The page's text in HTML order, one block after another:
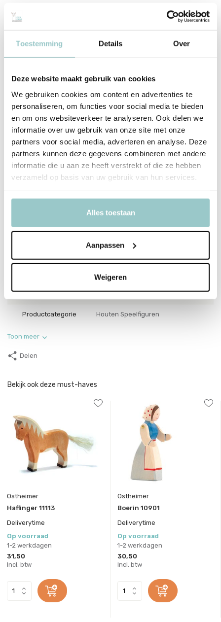
Toestemming Details Over
Deze website maakt gebruik van cookies
We gebruiken cookies om content en advertenties te
personaliseren, om functies voor social media te bieden
en om ons websiteverkeer te analyseren. Ook delen we
informatie over uw gebruik van onze site met onze
partners voor social media, adverteren en analyse. Deze
partners kunnen deze gegevens combineren met andere
informatie die u aan ze heeft verstrekt of die ze hebben
verzameld op basis van uw gebruik van hun services.
Alles toestaan
Aanpassen
Weigeren
stuk wordt met de hand gesneden uit duurzaam hout, zorgvuldig
geschuurd en vervolgens met natuurlijke verf en oliën afgewerkt.
Hierdoor behouden de figuren hun houtnerf en krijgen ze een
warme, organische uitstraling. Omdat ze eenvoudig zijn
ze uit tot creatief spel.
Verzamel de Ostheimer collectie
zoals kastelen en bomen. Ze zijn geliefd bij ouders die waarde
hechten aan duurzaam en verantwoord speelgoed dat generaties
lang meegaat.
Door hun kwaliteit en tijdloze ontwerp zijn Ostheimer-figuren niet
Productspecificaties
4035198248138
Productcategorie Houten Speelfiguren
Toon meer
Delen
Bekijk ook deze must-haves
Ostheimer
Haflinger 11113
Deliverytime
Op voorraad
1-2 werkdagen
31,50
Incl. btw
Ostheimer
Boerin 10901
Deliverytime
Op voorraad
1-2 werkdagen
30,50
Incl. btw